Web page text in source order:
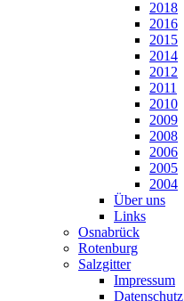
2018
2016
2015
2014
2012
2011
2010
2009
2008
2006
2005
2004
Über uns
Links
Osnabrück
Rotenburg
Salzgitter
Impressum
Datenschutz